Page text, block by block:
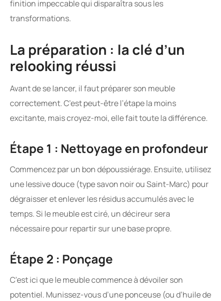
finition impeccable qui disparaîtra sous les
transformations.
La préparation : la clé d’un
relooking réussi
Avant de se lancer, il faut préparer son meuble
correctement. C’est peut-être l’étape la moins
excitante, mais croyez-moi, elle fait toute la différence.
Étape 1 : Nettoyage en profondeur
Commencez par un bon dépoussiérage. Ensuite, utilisez
une lessive douce (type savon noir ou Saint-Marc) pour
dégraisser et enlever les résidus accumulés avec le
temps. Si le meuble est ciré, un décireur sera
nécessaire pour repartir sur une base propre.
Étape 2 : Ponçage
C’est ici que le meuble commence à dévoiler son
potentiel. Munissez-vous d’une ponceuse (ou d’huile de